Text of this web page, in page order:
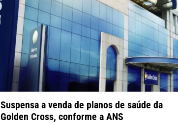
Suspensa a venda de planos de saúde da
Golden Cross, conforme a ANS